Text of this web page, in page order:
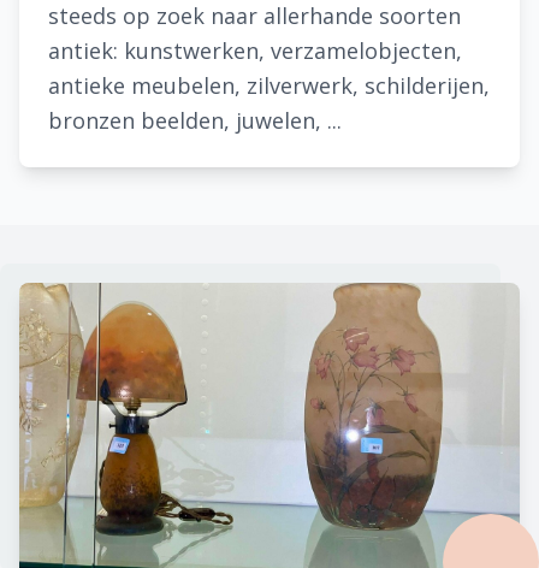
steeds op zoek naar allerhande soorten
antiek: kunstwerken, verzamelobjecten,
antieke meubelen, zilverwerk, schilderijen,
bronzen beelden, juwelen, ...